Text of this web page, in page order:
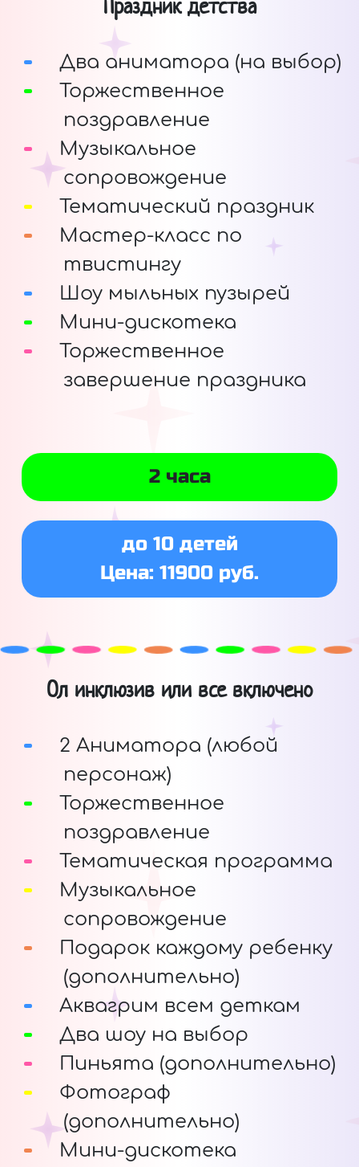
Праздник детства
Два аниматора (на выбор)
Торжественное
поздравление
Музыкальное
сопровождение
Тематический праздник
Мастер-класс по
твистингу
Шоу мыльных пузырей
Мини-дискотека
Торжественное
завершение праздника
2 часа
до 10 детей
Цена: 11900 руб.
Ол инклюзив или все включено
2 Аниматора (любой
персонаж)
Торжественное
поздравление
Тематическая программа
Музыкальное
сопровождение
Подарок каждому ребенку
(дополнительно)
Аквагрим всем деткам
Два шоу на выбор
Пиньята (дополнительно)
Фотограф
(дополнительно)
Мини-дискотека